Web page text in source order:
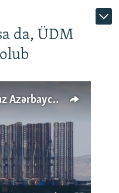
da, ÜDM
Cənubi Qafqazda ÜDM ən az Azərbaycanda artır: Qonşuları niyə Bakını qabaqlaya bilir?
available